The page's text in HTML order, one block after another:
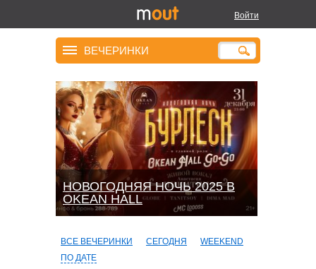
Войти
ВЕЧЕРИНКИ
НОВОГОДНЯЯ НОЧЬ 2025 В
OKEАN HALL
ВСЕ ВЕЧЕРИНКИ СЕГОДНЯ
WEEKEND
ПО ДАТЕ